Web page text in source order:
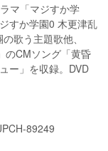
マ「マジすか学
すか学園0 木更津乱
歌う主題歌他、
のCMソング「黄昏
ー」を収録。DVD
89249